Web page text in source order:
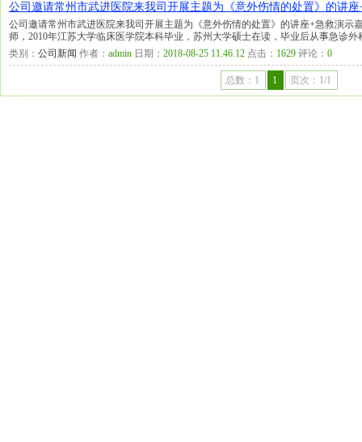
公司邀请常州市武进医院来我司开展主题为《意外伤情的处置》的讲
公司邀请常州市武进医院来我司开展主题为《意外伤情的处置》的讲座+急救演示
师，2010年江苏大学临床医学院本科毕业，苏州大学硕士在读，毕业后从事急诊
类别： 公司新闻 作者： admin 日期： 2018-08-25 11.46.12 点击： 1629 评论： 0
总数：1 1 页次：1/1